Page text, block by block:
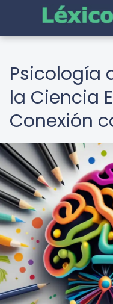
Psicología
la Ciencia
Conexión